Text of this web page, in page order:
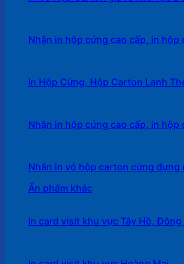
Nhận in hộp cứng cao cấp, in
In Hộp Cứng, Hộp Carton Lạnh
Nhận in hộp cứng cao cấp, in hộp
Nhận in vỏ hộp carton cứng đựng
Ấn phẩm khác
In card visit khu vực Tây Hồ, Đông